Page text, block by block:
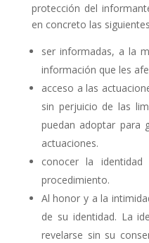
protección del
en concreto las
ser informadas, a la
información que les
acceso a las
sin perjuicio de las
puedan adoptar para
actuaciones.
conocer la
procedimiento.
Al honor y a la
de su identidad. La
revelarse sin su